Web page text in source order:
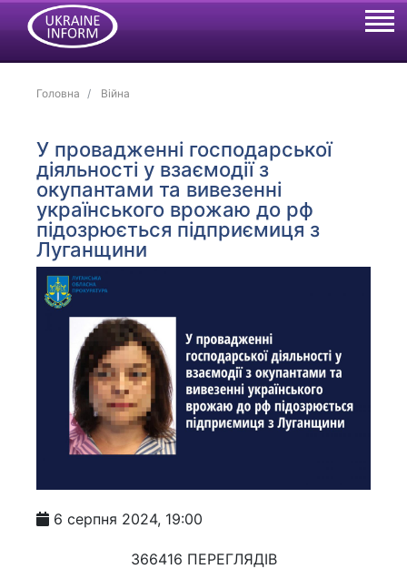
Головна Війна
У провадженні господарської
діяльності у взаємодії з
окупантами та вивезенні
українського врожаю до рф
підозрюється підприємиця з
Луганщини
6 серпня 2024, 19:00
366416 ПЕРЕГЛЯДІВ